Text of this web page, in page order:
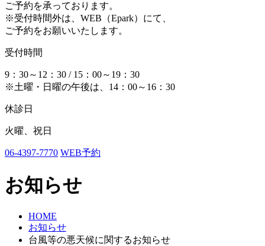
ご予約を承っております。
※受付時間外は、WEB（Epark）にて、
ご予約をお願いいたします。
受付時間
9：30～12：30 / 15：00～19：30
※土曜・日曜の午後は、14：00～16：30
休診日
火曜、祝日
06-4397-7770 WEB予約
お知らせ
HOME
お知らせ
台風等の悪天候に関するお知らせ